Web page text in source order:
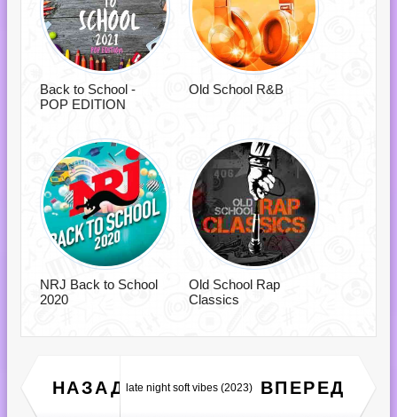
Back to School -
POP EDITION
Old School R&B
NRJ Back to School
2020
Old School Rap
Classics
НАЗАД
Новые Песни Русского
Шансона [02] (2023)
ВПЕРЕД
late night soft vibes (2023)